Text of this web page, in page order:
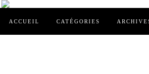
ACCUEIL CATÉGORIES